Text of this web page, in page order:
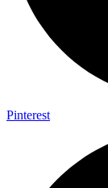
Pinterest